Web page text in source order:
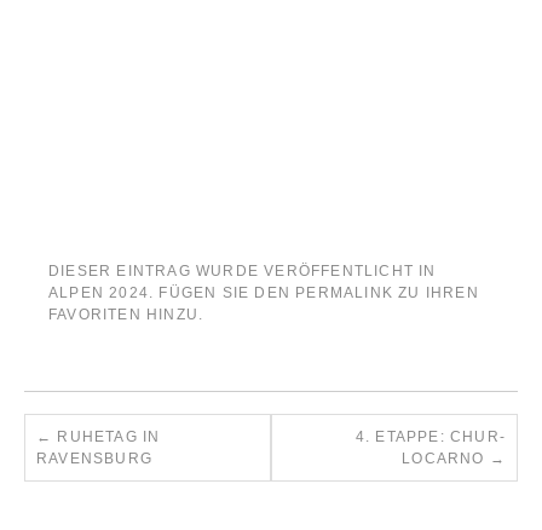
DIESER EINTRAG WURDE VERÖFFENTLICHT IN
ALPEN 2024. FÜGEN SIE DEN PERMALINK ZU IHREN
FAVORITEN HINZU.
←
RUHETAG IN
RAVENSBURG
4. ETAPPE: CHUR-
LOCARNO →